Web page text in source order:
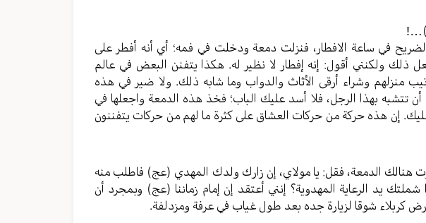
في ساعة الافطار، فنزلت دمعة ودخلت في فمه؛ أي أنه أفطر على
ذلك ولكنني أقول: إنه إفطار لا نظير له. هكذا يتفنن البعض في عالم
منزلهم وشراء أرقى الأثاث والدواب وما شابه ذلك. ولا ضير في هذه
تتشبه بهذا الرجل، فلا أسد عليك الباب؛ فخذ هذه الدمعة واجعلها في
إن هذه حركة من حركات العشاق على كثرة ما لهم من حركات يتفننون
هنالك الدمعة، فقل: يا مولاي، إن زارك ولدك المهدي (عج) فاطلب منه
يد الرعاية المهدوية؟ إنني أعتقد إن إمام زماننا (عج) وبمجرد أن
كربلاء شوقا لزيارة جده بعد طول غياب في عرفة ومزدلفة.